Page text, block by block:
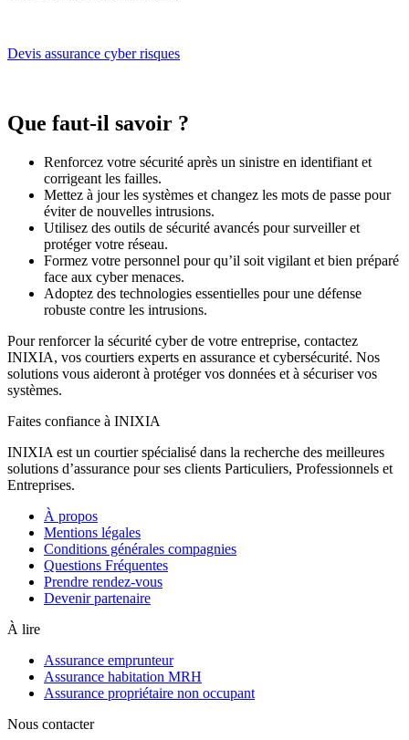
Devis assurance cyber risques
Que faut-il savoir ?
Renforcez votre sécurité après un sinistre en identifiant et
corrigeant les failles.
Mettez à jour les systèmes et changez les mots de passe pour
éviter de nouvelles intrusions.
Utilisez des outils de sécurité avancés pour surveiller et
protéger votre réseau.
Formez votre personnel pour qu’il soit vigilant et bien préparé
face aux cyber menaces.
Adoptez des technologies essentielles pour une défense
robuste contre les intrusions.
Pour renforcer la sécurité cyber de votre entreprise, contactez
INIXIA, vos courtiers experts en assurance et cybersécurité. Nos
solutions vous aideront à protéger vos données et à sécuriser vos
systèmes.
Faites confiance à INIXIA
INIXIA est un courtier spécialisé dans la recherche des meilleures
solutions d’assurance pour ses clients Particuliers, Professionnels et
Entreprises.
À propos
Mentions légales
Conditions générales compagnies
Questions Fréquentes
Prendre rendez-vous
Devenir partenaire
À lire
Assurance emprunteur
Assurance habitation MRH
Assurance propriétaire non occupant
Nous contacter